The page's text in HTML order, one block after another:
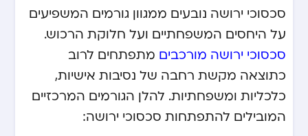
סכסוכי ירושה נובעים ממגוון גורמים המשפיעים
על היחסים המשפחתיים ועל חלוקת הרכוש.
סכסוכי ירושה מורכבים מתפתחים לרוב
כתוצאה מקשת רחבה של נסיבות אישיות,
כלכליות ומשפחתיות. להלן הגורמים המרכזיים
המובילים להתפתחות סכסוכי ירושה: